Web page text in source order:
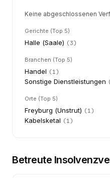
Keine abgeschlossenen
Gerichte (Top 5)
Halle (Saale) (3)
Branchen (Top 5)
Handel (1)
Sonstige Dienstleistungen
Orte (Top 5)
Freyburg (Unstrut) (1)
Kabelsketal (1)
Betreute